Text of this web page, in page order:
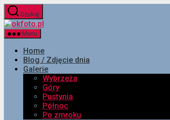
Przejdź
do
treści
Szukaj
Menu
Home
Blog / Zdjęcie dnia
Galerie
Wybrzeża
Góry
Pustynia
Północ
Po zmroku